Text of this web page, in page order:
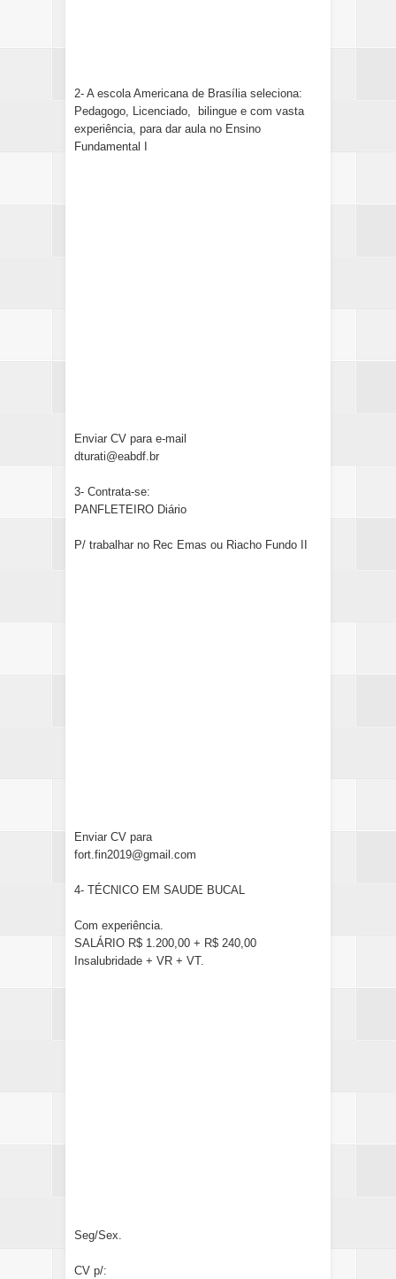
2- A escola Americana de Brasília seleciona:
Pedagogo, Licenciado, bilingue e com vasta
experiência, para dar aula no Ensino
Fundamental I
Enviar CV para e-mail
dturati@eabdf.br
3- Contrata-se:
PANFLETEIRO Diário
P/ trabalhar no Rec Emas ou Riacho Fundo II
Enviar CV para
fort.fin2019@gmail.com
4- TÉCNICO EM SAUDE BUCAL
Com experiência.
SALÁRIO R$ 1.200,00 + R$ 240,00
Insalubridade + VR + VT.
Seg/Sex.
CV p/: